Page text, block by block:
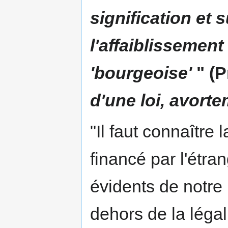
signification et
'bourgeoise' "
d'une loi,
"Il faut connaître
financé par
évidents de
dehors de la